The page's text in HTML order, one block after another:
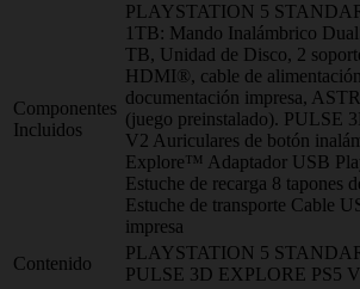
Componentes
Incluidos
PLAYSTATION 5
1TB: Mando Inalámbrico
TB, Unidad de Disco, 2
HDMI®, cable de
documentación impresa,
(juego preinstalado). PULSE
V2 Auriculares de botón
Explore™ Adaptador USB
Estuche de recarga 8 tapones
Estuche de transporte Cable
impresa
Contenido
PLAYSTATION 5
PULSE 3D EXPLORE PS5